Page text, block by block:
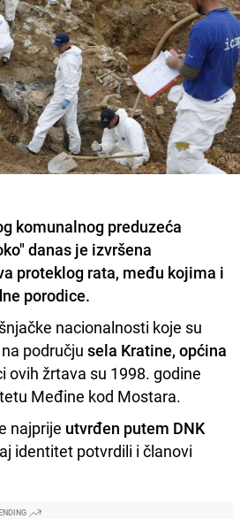
komunalnog preduzeća
danas je izvršena
proteklog rata, među kojima i
porodice.
nacionalnosti koje su
području sela Kratine, općina
ovih žrtava su 1998. godine
Međine kod Mostara.
najprije utvrđen putem DNK
identitet potvrdili i članovi